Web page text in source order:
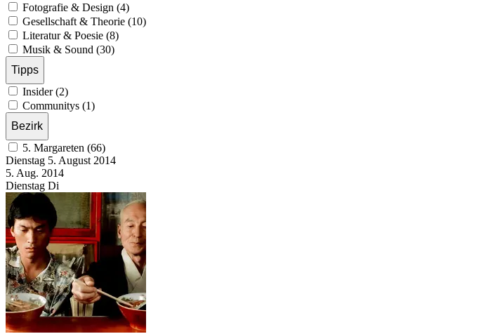
Fotografie & Design (4)
Gesellschaft & Theorie (10)
Literatur & Poesie (8)
Musik & Sound (30)
Tipps
Insider (2)
Communitys (1)
Bezirk
5. Margareten (66)
Dienstag 5. August 2014
5. Aug. 2014
Dienstag Di